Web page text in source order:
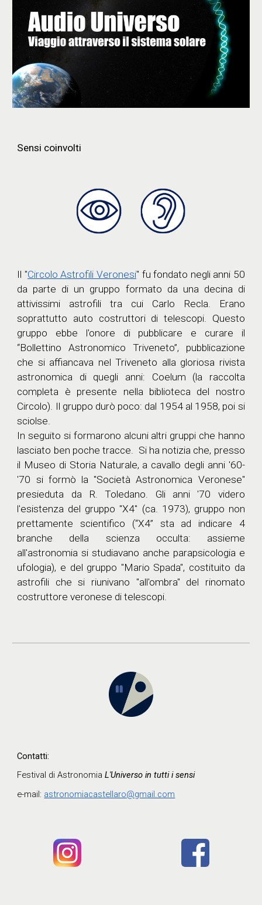
Sensi coinvolti
Il "Circolo Astrofili Veronesi" fu fondato negli anni 50
da parte di un gruppo formato da una decina di
attivissimi astrofili tra cui Carlo Recla. Erano
soprattutto auto costruttori di telescopi. Questo
gruppo ebbe l'onore di pubblicare e curare il
“Bollettino Astronomico Triveneto”, pubblicazione
che si affiancava nel Triveneto alla gloriosa rivista
astronomica di quegli anni: Coelum (la raccolta
completa è presente nella biblioteca del nostro
Circolo). Il gruppo durò poco: dal 1954 al 1958, poi si
sciolse.
In seguito si formarono alcuni altri gruppi che hanno
lasciato ben poche tracce. Si ha notizia che, presso
il Museo di Storia Naturale, a cavallo degli anni '60-
'70 si formò la "Società Astronomica Veronese"
presieduta da R. Toledano. Gli anni '70 videro
l'esistenza del gruppo "X4" (ca. 1973), gruppo non
prettamente scientifico (“X4” sta ad indicare 4
branche della scienza occulta: assieme
all'astronomia si studiavano anche parapsicologia e
ufologia), e del gruppo "Mario Spada", costituito da
astrofili che si riunivano "all'ombra" del rinomato
costruttore veronese di telescopi.
Contatti:
Festival di AstronomiaL'Universo in tutti i sensi
e-mail: astronomiacastellaro@gmail.com